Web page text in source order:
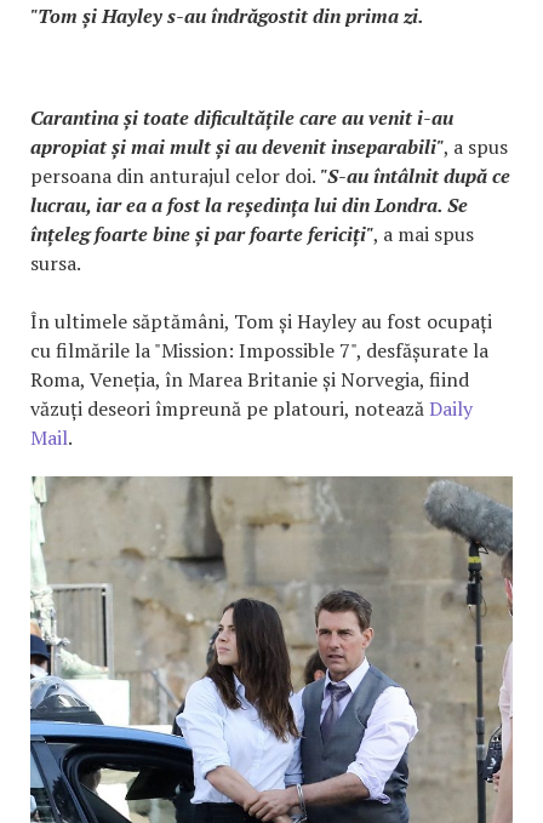
"Tom și Hayley s-au îndrăgostit din prima zi.
Carantina și toate dificultățile care au venit i-au
apropiat și mai mult și au devenit inseparabili", a spus
persoana din anturajul celor doi. "S-au întâlnit după ce
lucrau, iar ea a fost la reședința lui din Londra. Se
înțeleg foarte bine și par foarte fericiți", a mai spus
sursa.
În ultimele săptămâni, Tom și Hayley au fost ocupați
cu filmările la "Mission: Impossible 7", desfășurate la
Roma, Veneția, în Marea Britanie și Norvegia, fiind
văzuți deseori împreună pe platouri, noteazăDaily
Mail.